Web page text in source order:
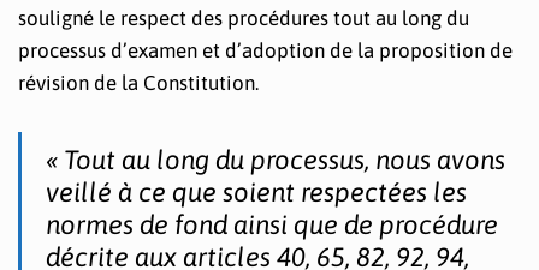
souligné le respect des procédures tout au long du
processus d’examen et d’adoption de la proposition de
révision de la Constitution.
« Tout au long du processus, nous avons
veillé à ce que soient respectées les
normes de fond ainsi que de procédure
décrite aux articles 40, 65, 82, 92, 94,